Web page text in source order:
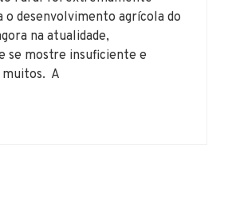
desenvolvimento agrícola do
na atualidade,
se mostre insuficiente e
muitos. A